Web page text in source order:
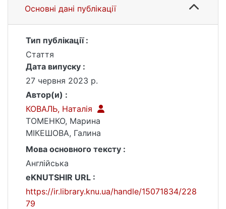
Основні дані публікації
Тип публікації :
Стаття
Дата випуску :
27 червня 2023 р.
Автор(и) :
КОВАЛЬ, Наталія
ТОМЕНКО, Марина
МІКЕШОВА, Галина
Мова основного тексту :
Англійська
eKNUTSHIR URL :
https://ir.library.knu.ua/handle/15071834/228
79